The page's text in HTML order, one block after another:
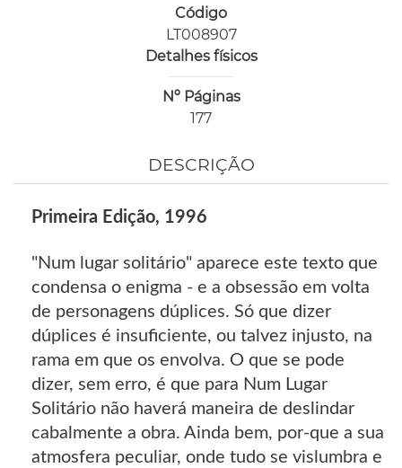
Código
LT008907
Detalhes físicos
Nº Páginas
177
DESCRIÇÃO
Primeira Edição, 1996
"Num lugar solitário" aparece este texto que
condensa o enigma - e a obsessão em volta
de personagens dúplices. Só que dizer
dúplices é insuficiente, ou talvez injusto, na
rama em que os envolva. O que se pode
dizer, sem erro, é que para Num Lugar
Solitário não haverá maneira de deslindar
cabalmente a obra. Ainda bem, por-que a sua
atmosfera peculiar, onde tudo se vislumbra e